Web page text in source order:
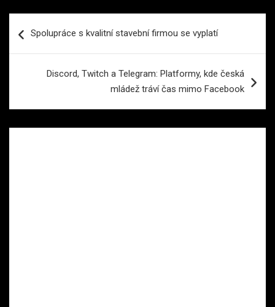
proSpolupráce s kvalitní stavební firmou se vyplatí
Discord, Twitch a Telegram: Platformy, kde česká
mládež tráví čas mimo Facebook